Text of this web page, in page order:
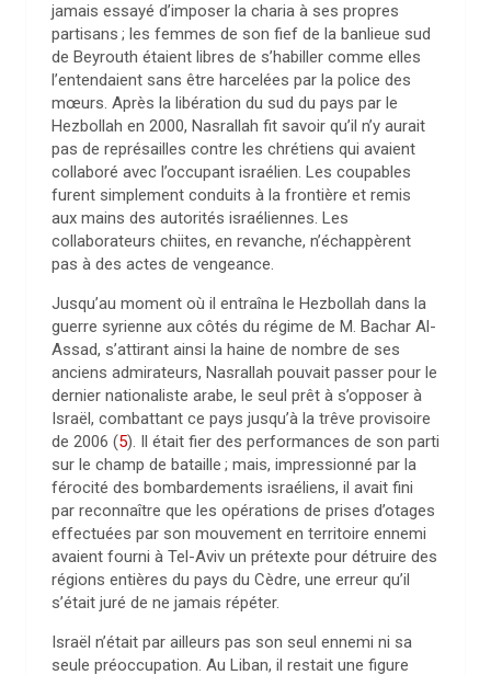
jamais essayé d’imposer la charia à ses propres
partisans ; les femmes de son fief de la banlieue sud
de Beyrouth étaient libres de s’habiller comme elles
l’entendaient sans être harcelées par la police des
mœurs. Après la libération du sud du pays par le
Hezbollah en 2000, Nasrallah fit savoir qu’il n’y aurait
pas de représailles contre les chrétiens qui avaient
collaboré avec l’occupant israélien. Les coupables
furent simplement conduits à la frontière et remis
aux mains des autorités israéliennes. Les
collaborateurs chiites, en revanche, n’échappèrent
pas à des actes de vengeance.
Jusqu’au moment où il entraîna le Hezbollah dans la
guerre syrienne aux côtés du régime de M. Bachar Al-
Assad, s’attirant ainsi la haine de nombre de ses
anciens admirateurs, Nasrallah pouvait passer pour le
dernier nationaliste arabe, le seul prêt à s’opposer à
Israël, combattant ce pays jusqu’à la trêve provisoire
de 2006 (5). Il était fier des performances de son parti
sur le champ de bataille ; mais, impressionné par la
férocité des bombardements israéliens, il avait fini
par reconnaître que les opérations de prises d’otages
effectuées par son mouvement en territoire ennemi
avaient fourni à Tel-Aviv un prétexte pour détruire des
régions entières du pays du Cèdre, une erreur qu’il
s’était juré de ne jamais répéter.
Israël n’était par ailleurs pas son seul ennemi ni sa
seule préoccupation. Au Liban, il restait une figure